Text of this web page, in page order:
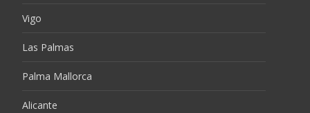
Vigo
Las Palmas
Palma Mallorca
Alicante